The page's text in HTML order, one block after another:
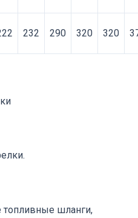
232 290 320 320
топливные шланги,